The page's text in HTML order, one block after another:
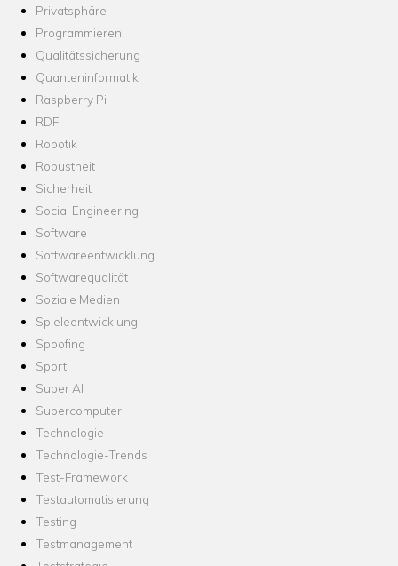
Privatsphäre
Programmieren
Qualitätssicherung
Quanteninformatik
Raspberry Pi
RDF
Robotik
Robustheit
Sicherheit
Social Engineering
Software
Softwareentwicklung
Softwarequalität
Soziale Medien
Spieleentwicklung
Spoofing
Sport
Super AI
Supercomputer
Technologie
Technologie-Trends
Test-Framework
Testautomatisierung
Testing
Testmanagement